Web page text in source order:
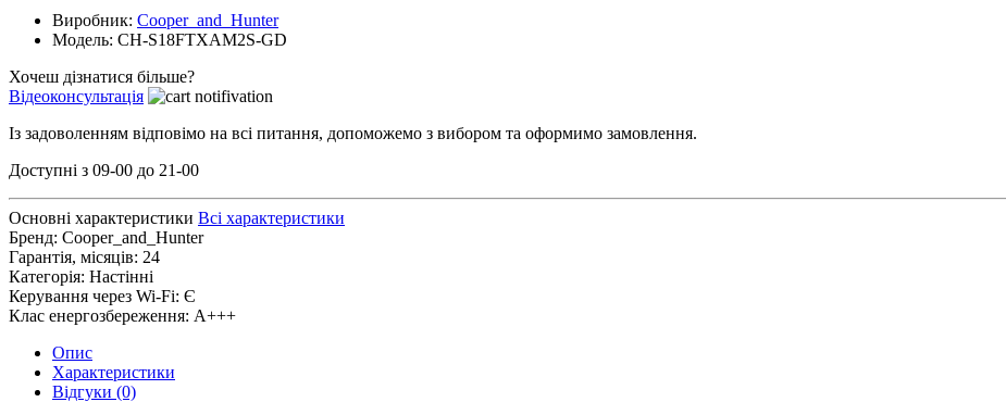
Виробник: Cooper_and_Hunter
Модель: CH-S18FTXAM2S-GD
Хочеш дізнатися більше?
Відеоконсультація
Із задоволенням відповімо на всі питання, допоможемо з вибором та оформимо замовлення.
Доступні з 09-00 до 21-00
Основні характеристики Всі характеристики
Бренд: Cooper_and_Hunter
Гарантія, місяців: 24
Категорія: Настінні
Керування через Wi-Fi: Є
Клас енергозбереження: A+++
Опис
Характеристики
Відгуки (0)